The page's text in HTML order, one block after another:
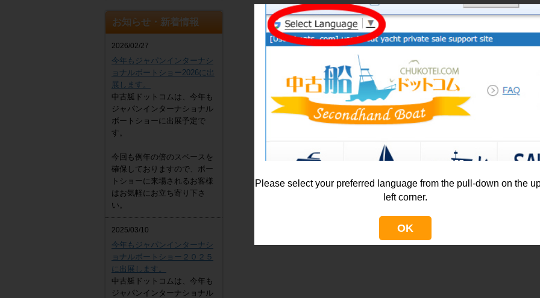
4,300,000円
お知らせ・新着情報
2026/02/27
今年もジャパンインターナシ
ョナルボートショー2026に出
展します。
中古艇ドットコムは、今年も
ジャパンインターナショナル
ボートショーに出展予定で
す。
今回も例年の倍のスペースを
確保しておりますので、ボー
トショーに来場されるお客様
はお気軽にお立ち寄り下さ
い。
2025/03/10
今年もジャパンインターナシ
ョナルボートショー２０２５
に出展します。
中古艇ドットコムは、今年も
ジャパンインターナショナル
Please select your preferred language from the pull-down on the
left corner.
OK